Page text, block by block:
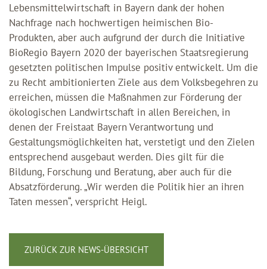
Lebensmittelwirtschaft in Bayern dank der hohen
Nachfrage nach hochwertigen heimischen Bio-
Produkten, aber auch aufgrund der durch die Initiative
BioRegio Bayern 2020 der bayerischen Staatsregierung
gesetzten politischen Impulse positiv entwickelt. Um die
zu Recht ambitionierten Ziele aus dem Volksbegehren zu
erreichen, müssen die Maßnahmen zur Förderung der
ökologischen Landwirtschaft in allen Bereichen, in
denen der Freistaat Bayern Verantwortung und
Gestaltungsmöglichkeiten hat, verstetigt und den Zielen
entsprechend ausgebaut werden. Dies gilt für die
Bildung, Forschung und Beratung, aber auch für die
Absatzförderung. „Wir werden die Politik hier an ihren
Taten messen“, verspricht Heigl.
ZURÜCK ZUR NEWS-ÜBERSICHT